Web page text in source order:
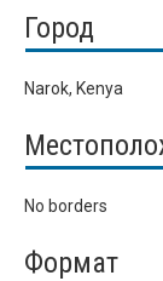
Город
Narok, Kenya
No borders
Формат